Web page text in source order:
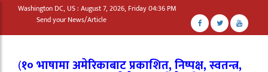
Washington DC, US : August 7, 2026, Friday 04:36 PM
Send your News/Article
(१० भाषामा अमेरिकाबाट प्रकाशित, निष्पक्ष, स्वतन्त्र,